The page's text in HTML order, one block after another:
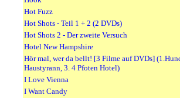
Hot Fuzz
Hot Shots - Teil 1 + 2 (2 DVDs)
Hot Shots 2 - Der zweite Versuch
Hotel New Hampshire
Hör mal, wer da bellt! [3 Filme auf DVDs]
Haustyrann, 3. 4 Pfoten Hotel)
I Love Vienna
I Want Candy